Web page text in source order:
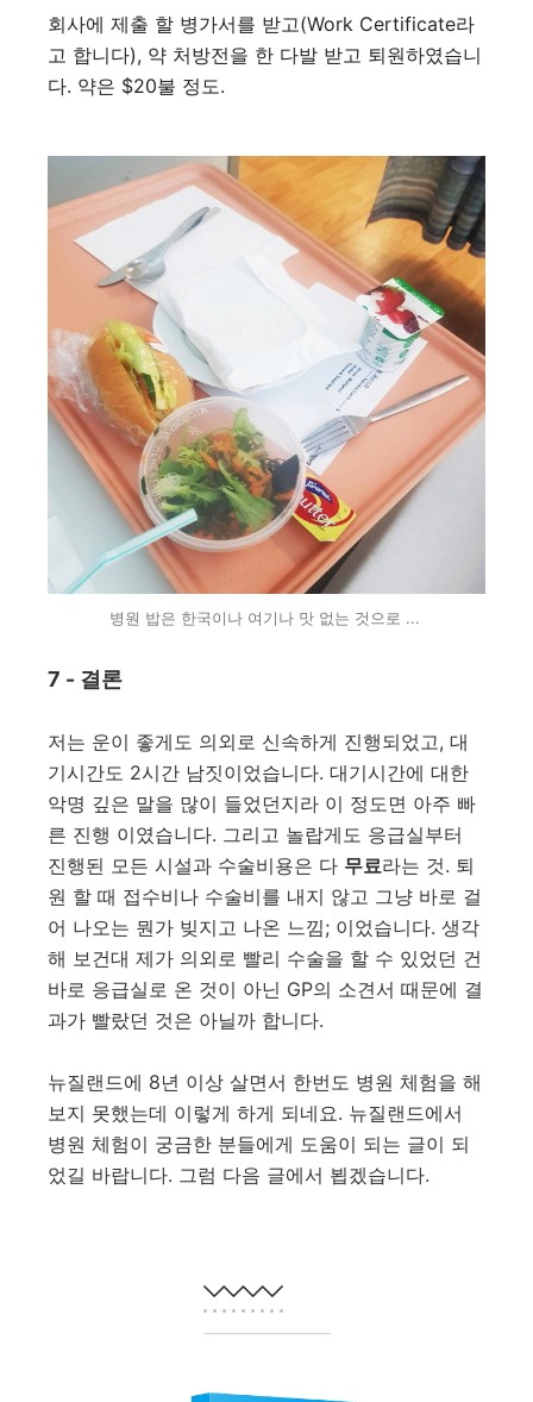
회사에 제출 할 병가서를 받고(Work Certificate라
고 합니다), 약 처방전을 한 다발 받고 퇴원하였습니
다. 약은 $20불 정도.
병원 밥은 한국이나 여기나 맛 없는 것으로 ...
7 - 결론
저는 운이 좋게도 의외로 신속하게 진행되었고, 대
기시간도 2시간 남짓이었습니다. 대기시간에 대한
악명 깊은 말을 많이 들었던지라 이 정도면 아주 빠
른 진행 이였습니다. 그리고 놀랍게도 응급실부터
진행된 모든 시설과 수술비용은 다 무료라는 것. 퇴
원 할 때 접수비나 수술비를 내지 않고 그냥 바로 걸
어 나오는 뭔가 빚지고 나온 느낌; 이었습니다. 생각
해 보건대 제가 의외로 빨리 수술을 할 수 있었던 건
바로 응급실로 온 것이 아닌 GP의 소견서 때문에 결
과가 빨랐던 것은 아닐까 합니다.
뉴질랜드에 8년 이상 살면서 한번도 병원 체험을 해
보지 못했는데 이렇게 하게 되네요. 뉴질랜드에서
병원 체험이 궁금한 분들에게 도움이 되는 글이 되
었길 바랍니다. 그럼 다음 글에서 뵙겠습니다.